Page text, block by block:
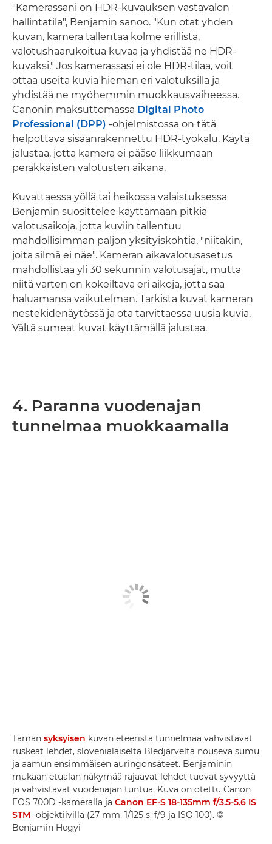
"Kamerassani on HDR-kuvauksen vastavalon
hallintatila", Benjamin sanoo. "Kun otat yhden
kuvan, kamera tallentaa kolme erillistä,
valotushaarukoitua kuvaa ja yhdistää ne HDR-
kuvaksi." Jos kamerassasi ei ole HDR-tilaa, voit
ottaa useita kuvia hieman eri valotuksilla ja
yhdistää ne myöhemmin muokkausvaiheessa.
Canonin maksuttomassa Digital Photo
Professional (DPP) -ohjelmistossa on tätä
helpottava sisäänrakennettu HDR-työkalu. Käytä
jalustaa, jotta kamera ei pääse liikkumaan
peräkkäisten valotusten aikana.
Kuvattaessa yöllä tai heikossa valaistuksessa
Benjamin suosittelee käyttämään pitkiä
valotusaikoja, jotta kuviin tallentuu
mahdollisimman paljon yksityiskohtia, "niitäkin,
joita silmä ei näe". Kameran aikavalotusasetus
mahdollistaa yli 30 sekunnin valotusajat, mutta
niitä varten on kokeiltava eri aikoja, jotta saa
haluamansa vaikutelman. Tarkista kuvat kameran
nestekidenäytössä ja ota tarvittaessa uusia kuvia.
Vältä sumeat kuvat käyttämällä jalustaa.
4. Paranna vuodenajan
tunnelmaa muokkaamalla
Tämän syksyisen kuvan eteeristä tunnelmaa vahvistavat
ruskeat lehdet, slovenialaiselta Bledjärveltä nouseva sumu
ja aamun ensimmäisen auringonsäteet. Benjaminin
mukaan etualan näkymää rajaavat lehdet tuovat syvyyttä
ja vahvistavat vuodenajan tuntua. Kuva on otettu Canon
EOS 700D -kameralla ja Canon EF-S 18-135mm f/3.5-5.6 IS
STM -objektiivilla (27 mm, 1/125 s, f/9 ja ISO 100). ©
Benjamin Hegyi